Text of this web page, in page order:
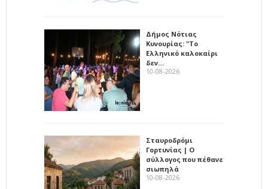
Δήμος Νότιας
Κυνουρίας: "Το
Ελληνικό καλοκαίρι
δεν…
10-08-2026
Σταυροδρόμι
Γορτυνίας | Ο
σύλλογος που πέθανε
σιωπηλά
10-08-2026